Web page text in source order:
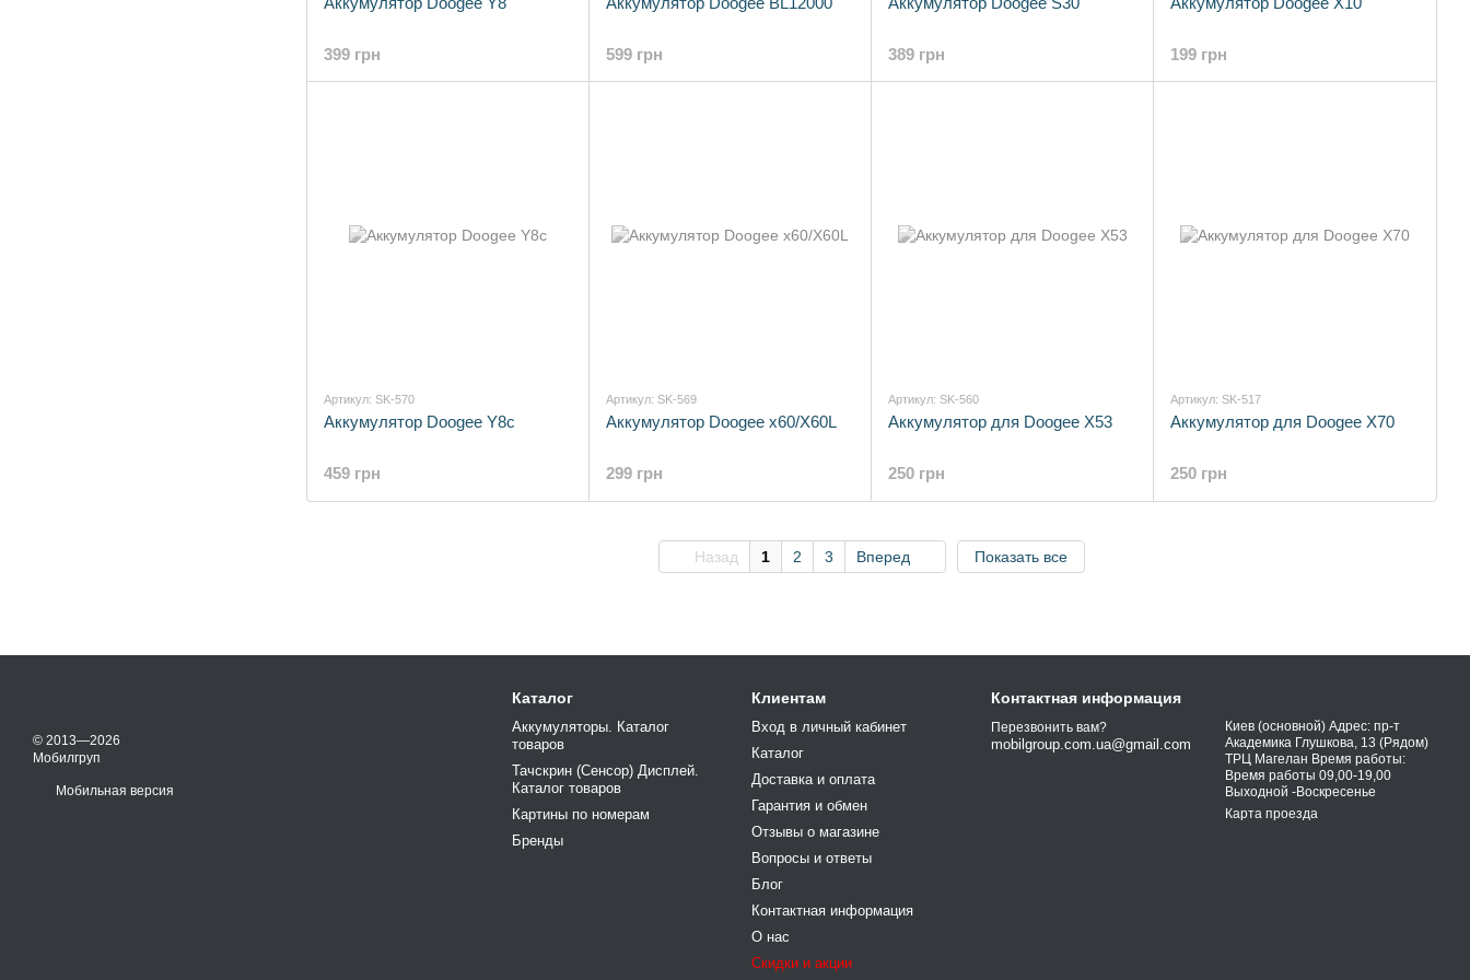
399 грн 599 грн 389 грн 199 грн
Артикул: SK-570
Аккумулятор Doogee Y8c
459 грн
Артикул: SK-569
Аккумулятор Doogee x60/X60L
299 грн
Артикул: SK-560
Аккумулятор для Doogee X53
250 грн
Артикул: SK-517
Аккумулятор для Doogee X70
250 грн
Назад 1 2 3 Вперед Показать все
© 2013—2026
Мобилгруп
Мобильная версия
Каталог
Аккумуляторы. Каталог
товаров
Тачскрин (Сенсор) Дисплей.
Каталог товаров
Картины по номерам
Бренды
Клиентам
Вход в личный кабинет
Каталог
Доставка и оплата
Гарантия и обмен
Отзывы о магазине
Вопросы и ответы
Блог
Контактная информация
О нас
Скидки и акции
Контактная информация
Перезвонить вам?
mobilgroup.com.ua@gmail.com
Киев (основной) Адрес: пр-т
Академика Глушкова, 13 (Рядом)
ТРЦ Магелан Время работы:
Время работы 09,00-19,00
Выходной -Воскресенье
Карта проезда